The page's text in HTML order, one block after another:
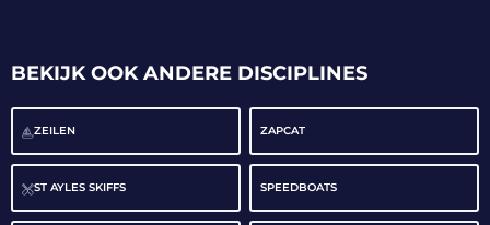
BEKIJK OOK ANDERE DISCIPLINES
ZEILEN ZAPCAT
ST AYLES SKIFFS SPEEDBOATS